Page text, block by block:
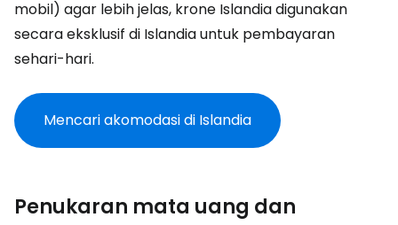
mobil) agar lebih jelas, krone Islandia digunakan
secara eksklusif di Islandia untuk pembayaran
sehari-hari.
Mencari akomodasi di Islandia
Penukaran mata uang dan